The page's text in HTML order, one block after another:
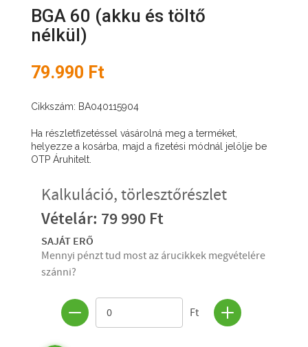
BGA 60 (akku és töltő
nélkül)
79.990 Ft
Cikkszám: BA040115904
Ha részletfizetéssel vásárolná meg a terméket,
helyezze a kosárba, majd a fizetési módnál jelölje be
OTP Áruhitelt.